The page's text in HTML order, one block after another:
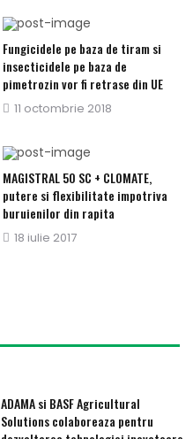
Fungicidele pe baza de tiram si
insecticidele pe baza de
pimetrozin vor fi retrase din UE
Publicat
11 octombrie 2018
MAGISTRAL 50 SC + CLOMATE,
putere si flexibilitate impotriva
buruienilor din rapita
Publicat
18 iulie 2017
ADAMA si BASF Agricultural
Solutions colaboreaza pentru